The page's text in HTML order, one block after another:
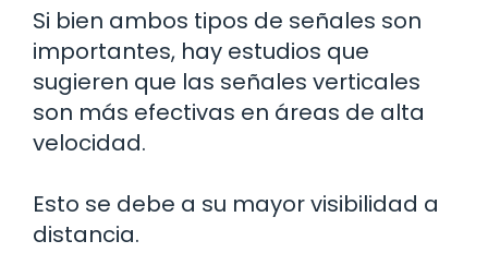
Si bien ambos tipos de señales son
importantes, hay estudios que
sugieren que las señales verticales
son más efectivas en áreas de alta
velocidad.
Esto se debe a su mayor visibilidad a
distancia.